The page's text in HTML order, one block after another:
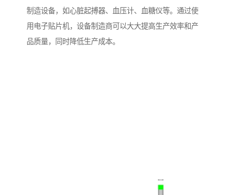
制造设备，如心脏起搏器、血压计、血糖仪等。通过使
用电子贴片机，设备制造商可以大大提高生产效率和产
品质量，同时降低生产成本。